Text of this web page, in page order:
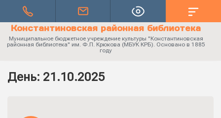
Константиновская районная библиотека
Муниципальное бюджетное учреждение культуры "Константиновская
районная библиотека" им. Ф.П. Крюкова (МБУК КРБ). Основано в 1885
году
День: 21.10.2025